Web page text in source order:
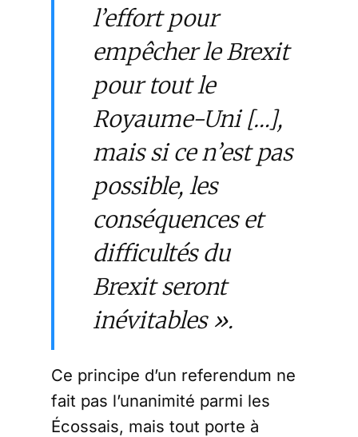
l’effort pour
empêcher le Brexit
pour tout le
Royaume-Uni […],
mais si ce n’est pas
possible, les
conséquences et
difficultés du
Brexit seront
inévitables ».
Ce principe d’un referendum ne
fait pas l’unanimité parmi les
Écossais, mais tout porte à